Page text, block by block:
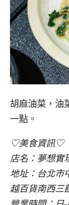
胡麻油菜，油
一點。
♡美食資訊♡
店名：夢想實
地址：台北市
越百貨南西三